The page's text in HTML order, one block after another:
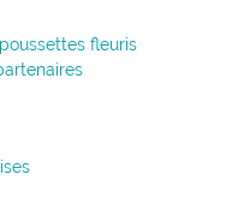
fleuris